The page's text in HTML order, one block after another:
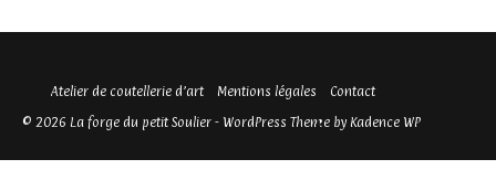
Atelier de coutellerie d’art Mentions légales
Contact
© 2026 La forge du petit Soulier - WordPress Theme by Kadence WP